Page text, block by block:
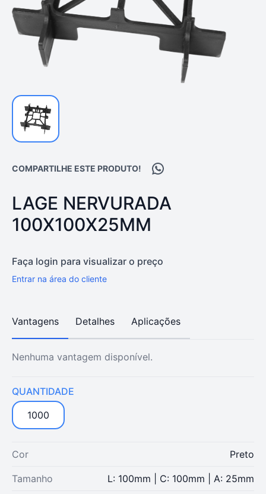
COMPARTILHE ESTE PRODUTO! Compartilhar no
PRODUTO:
LAGE NERVURADA
100X100X25MM
Faça login para visualizar o preço
Entrar na área do cliente
Vantagens Detalhes Aplicações
Nenhuma vantagem disponível.
QUANTIDADE
1000
Cor Preto
Tamanho L: 100mm | C: 100mm | A: 25mm